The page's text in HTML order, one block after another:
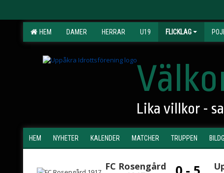
HEM DAMER HERRAR U19 FLICKLAG
Lika villkor -
HEM NYHETER KALENDER MATCHER TRUPPEN
FC Rosengård